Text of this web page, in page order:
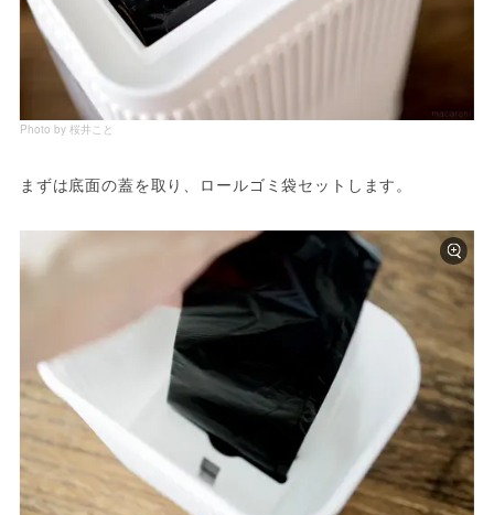
Photo by 桜井こと
まずは底面の蓋を取り、ロールゴミ袋セットします。